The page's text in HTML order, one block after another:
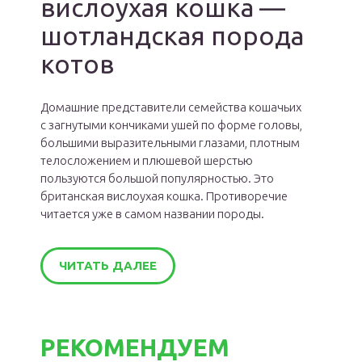
вислоухая кошка —
шотландская порода
котов
Домашние представители семейства кошачьих
с загнутыми кончиками ушей по форме головы,
большими выразительными глазами, плотным
телосложением и плюшевой шерстью
пользуются большой популярностью. Это
британская вислоухая кошка. Противоречие
читается уже в самом названии породы.
ЧИТАТЬ ДАЛЕЕ
РЕКОМЕНДУЕМ